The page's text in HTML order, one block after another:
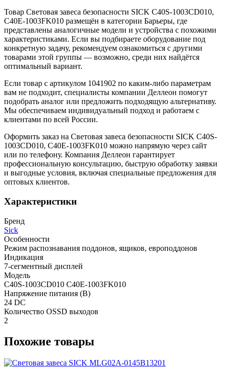
Товар Световая завеса безопасности SICK C40S-1003CD010,
C40E-1003FK010 размещён в категории Барьеры, где
представлены аналогичные модели и устройства с похожими
характеристиками. Если вы подбираете оборудование под
конкретную задачу, рекомендуем ознакомиться с другими
товарами этой группы — возможно, среди них найдётся
оптимальный вариант.
Если товар с артикулом 1041902 по каким-либо параметрам
вам не подходит, специалисты компании Деллеон помогут
подобрать аналог или предложить подходящую альтернативу.
Мы обеспечиваем индивидуальный подход и работаем с
клиентами по всей России.
Оформить заказ на Световая завеса безопасности SICK C40S-
1003CD010, C40E-1003FK010 можно напрямую через сайт
или по телефону. Компания Деллеон гарантирует
профессиональную консультацию, быструю обработку заявки
и выгодные условия, включая специальные предложения для
оптовых клиентов.
Характеристики
Бренд
Sick
Особенности
Режим распознавания поддонов, ящиков, европоддонов
Индикация
7-сегментный дисплей
Модель
C40S-1003CD010 C40E-1003FK010
Напряжение питания (В)
24 DC
Количество OSSD выходов
2
Похожие товары